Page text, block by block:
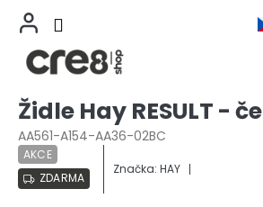
Přejít
obsah
Židle Hay RESULT -
AA561-A154-AA36-02BC
AKCE
ZDARMA
Značka:HAY